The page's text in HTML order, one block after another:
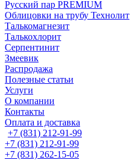
Русский пар PREMIUM
Облицовки на трубу Технолит
Талькомагнезит
Талькохлорит
Серпентинит
Змеевик
Распродажа
Полезные статьи
Услуги
О компании
Контакты
Оплата и доставка
+7 (831) 212-91-99
+7 (831) 212-91-99
+7 (831) 262-15-05